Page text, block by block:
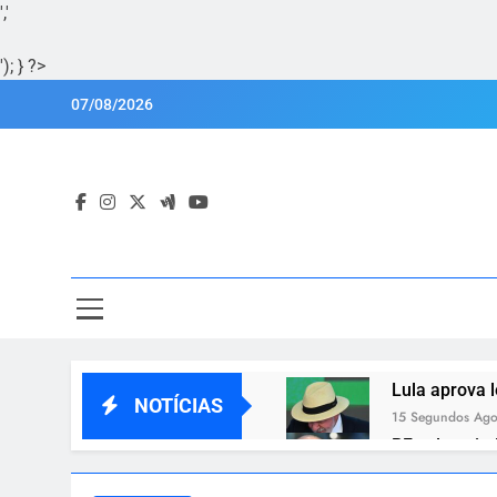
','
'); } ?>
07/08/2026
NOTÍCIAS
Lula aprova
15 Segundos Ago
PF volta a
11 Minutos Ago